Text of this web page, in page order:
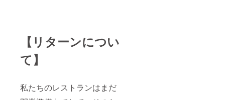
【リターンについ
て】
私たちのレストランはまだ